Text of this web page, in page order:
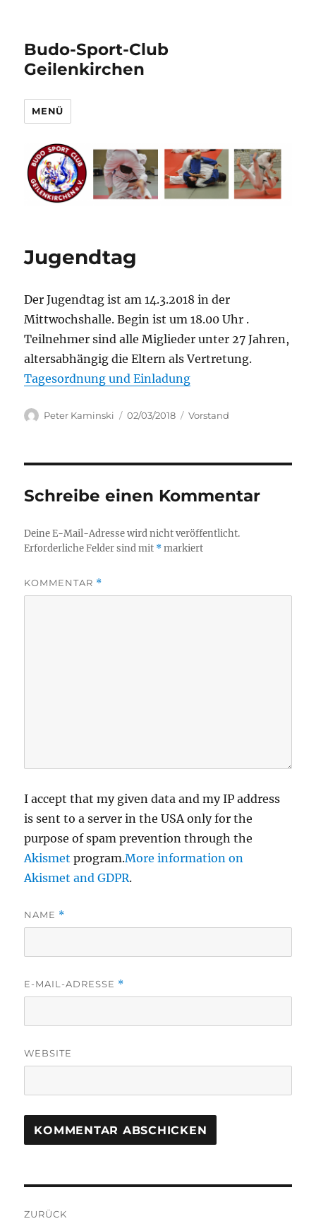
Budo-Sport-Club
Geilenkirchen
MENÜ
Jugendtag
Der Jugendtag ist am 14.3.2018 in der
Mittwochshalle. Begin ist um 18.00 Uhr .
Teilnehmer sind alle Miglieder unter 27 Jahren,
altersabhängig die Eltern als Vertretung.
Tagesordnung und Einladung
Autor
Peter Kaminski
Veröffentlicht
02/03/2018 Kategorien
Vorstand
Schreibe einen Kommentar
Deine E-Mail-Adresse wird nicht veröffentlicht.
Erforderliche Felder sind mit *markiert
KOMMENTAR *
I accept that my given data and my IP address
is sent to a server in the USA only for the
purpose of spam prevention through the
Akismet program.More information on
Akismet and GDPR.
NAME *
E-MAIL-ADRESSE *
WEBSITE
ZURÜCK